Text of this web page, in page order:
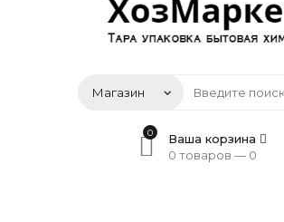
0
Ваша корзина
0 товаров — 0